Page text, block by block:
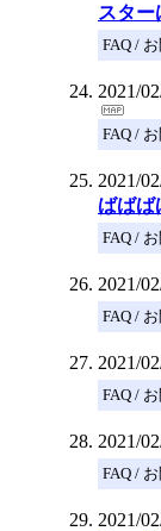
スター
FAQ /
2021/
FAQ /
2021/
ばばば
FAQ /
2021/
FAQ /
2021/
FAQ /
2021/
FAQ /
2021/